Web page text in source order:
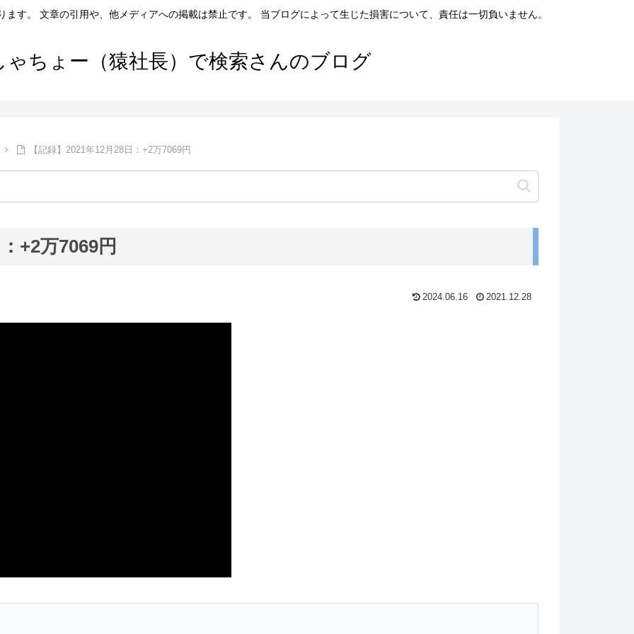
す。 文章の引用や、他メディアへの掲載は禁止です。 当ブログによって生じた損害について、責任は一切負いません。
ゃちょー（猿社長）で検索さんのブログ
【記録】2021年12月28日：+2万7069円
+2万7069円
2024.06.16 2021.12.28